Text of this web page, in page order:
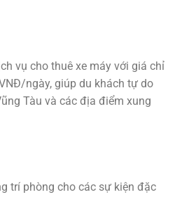
vụ cho thuê xe máy với giá chỉ
ngày, giúp du khách tự do
Tàu và các địa điểm xung
trí phòng cho các sự kiện đặc